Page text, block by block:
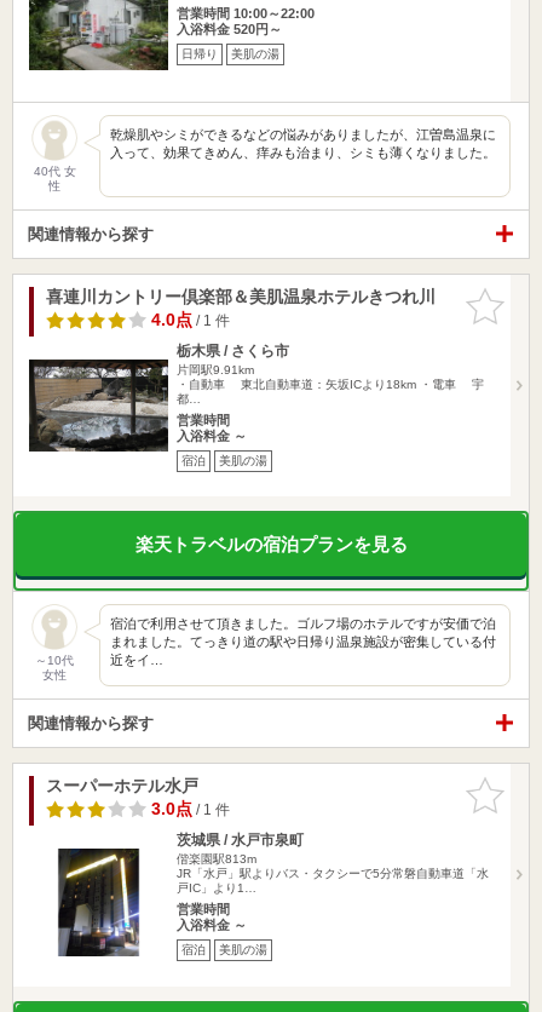
営業時間 10:00～22:00
入浴料金 520円～
日帰り 美肌の湯
40代 女
性
乾燥肌やシミができるなどの悩みがありましたが、江曽島温泉に
入って、効果てきめん、痒みも治まり、シミも薄くなりました。
関連情報から探す
お気に入
りに追加
喜連川カントリー倶楽部＆美肌温泉ホテルきつれ川
4.0点/ 1 件
栃木県 / さくら市
片岡駅9.91km
・自動車 東北自動車道：矢坂ICより18km ・電車 宇
都…
営業時間
入浴料金 ～
宿泊 美肌の湯
楽天トラベルの宿泊プランを見る
～10代
女性
宿泊で利用させて頂きました。ゴルフ場のホテルですが安価で泊
まれました。てっきり道の駅や日帰り温泉施設が密集している付
近をイ…
関連情報から探す
お気に入
りに追加
スーパーホテル水戸
3.0点/ 1 件
茨城県 / 水戸市泉町
偕楽園駅813m
JR「水戸」駅よりバス・タクシーで5分常磐自動車道「水
戸IC」より1…
営業時間
入浴料金 ～
宿泊 美肌の湯